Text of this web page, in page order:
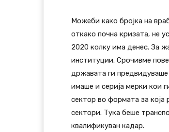
Можеби како бројка на
откако почна кризата, не
2020 колку има денес. За
институции. Срочивме
државата ги
имаше и серија мерки кои
сектор во формата за
сектори. Тука беше
квалификуван кадар.